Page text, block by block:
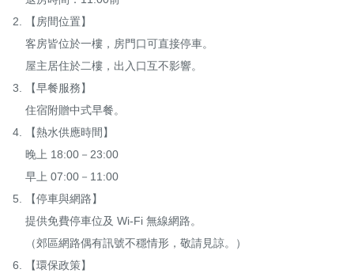
2. 【房間位置】
3. 【早餐服務】
4. 【熱水供應時間】
5. 【停車與網路】
6. 【環保政策】